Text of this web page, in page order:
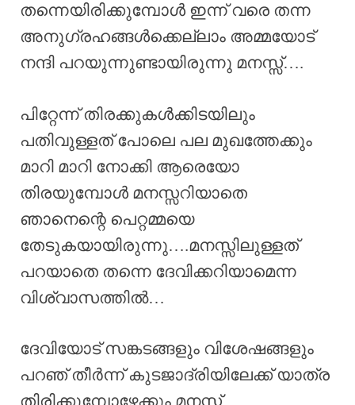
തന്നെയിരിക്കുമ്പോൾ ഇന്ന് വരെ തന്ന
അനുഗ്രഹങ്ങൾക്കെല്ലാം അമ്മയോട്
നന്ദി പറയുന്നുണ്ടായിരുന്നു മനസ്സ്‌….
പിറ്റേന്ന് തിരക്കുകൾക്കിടയിലും
പതിവുള്ളത് പോലെ പല മുഖത്തേക്കും
മാറി മാറി നോക്കി ആരെയോ
തിരയുമ്പോൾ മനസ്സറിയാതെ
ഞാനെന്റെ പെറ്റമ്മയെ
തേടുകയായിരുന്നു….മനസ്സിലുള്ളത്
പറയാതെ തന്നെ ദേവിക്കറിയാമെന്ന
വിശ്വാസത്തിൽ…
ദേവിയോട് സങ്കടങ്ങളും വിശേഷങ്ങളും
പറഞ് തീർന്ന് കുടജാദ്രിയിലേക്ക് യാത്ര
തിരിക്കുമ്പോഴേക്കും മനസ്സ്‌